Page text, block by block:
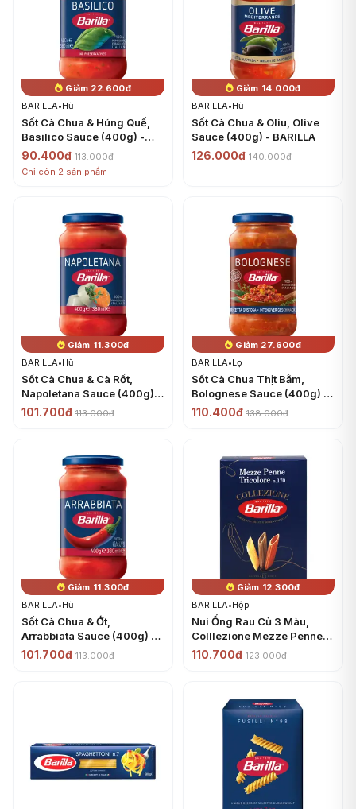
Giảm 22.600đ
BARILLA•Hũ
Sốt Cà Chua & Húng Quế,
Basilico Sauce (400g) -
BARILLA
90.400đ 113.000đ
Chỉ còn 2 sản phẩm
Giảm 14.000đ
BARILLA•Hũ
Sốt Cà Chua & Oliu, Olive
Sauce (400g) - BARILLA
126.000đ 140.000đ
Giảm 11.300đ
BARILLA•Hũ
Sốt Cà Chua & Cà Rốt,
Napoletana Sauce (400g) -
BARILLA
101.700đ 113.000đ
Giảm 27.600đ
BARILLA•Lọ
Sốt Cà Chua Thịt Bằm,
Bolognese Sauce (400g) -
BARILLA
110.400đ 138.000đ
Giảm 11.300đ
BARILLA•Hũ
Sốt Cà Chua & Ớt,
Arrabbiata Sauce (400g) -
BARILLA
101.700đ 113.000đ
Giảm 12.300đ
BARILLA•Hộp
Nui Ống Rau Củ 3 Màu,
Colllezione Mezze Penne
Tricolore, No. 170 (500g) -
110.700đ 123.000đ